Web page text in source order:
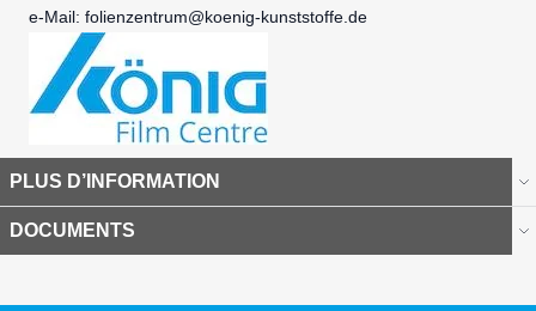
e-Mail: folienzentrum@koenig-kunststoffe.de
PLUS D’INFORMATION
DOCUMENTS